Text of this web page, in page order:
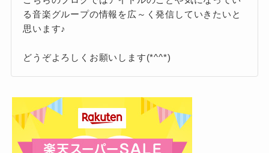
せてくれています♪
ASOBOiSMさんは音楽活動をしていることもあ
ASOBOiSMさんがコーラス参加しており、アー
ティスト同士の協力関係もうかがえます。
音楽を通じて出会い、同じ業界で支え合う二人
在が大きな意味を持っていることが伝わ
ってきます。
ートでも支え合う関係性が垣間見えます。
一方、福島智朗さんについては結婚が確認され
ていないため、妻の存在も明らかになっていま
る音楽グループの情報を広～く発信していきたいと
思います♪
どうぞよろしくお願いします(*^^*)